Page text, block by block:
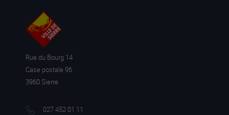
Rue du Bourg 14
Case postale 96
3960 Sierre
027 452 01 11